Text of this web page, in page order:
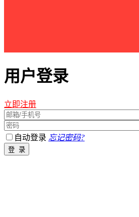
用户登录
立即注册
自动登录 忘记密码?